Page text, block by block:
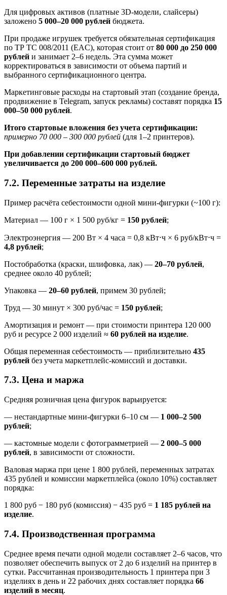
Для цифровых активов (платные 3D-модели, слайсеры)
заложено 5 000–20 000 рублей бюджета.
При продаже игрушек требуется обязательная сертификация
по ТР ТС 008/2011 (EAC), которая стоит от 80 000 до 250 000
рублей и занимает 2–6 недель. Эта сумма может
корректироваться в зависимости от объема партий и
выбранного сертификационного центра.
Маркетинговые расходы на стартовый этап (создание бренда,
продвижение в Telegram, запуск рекламы) составят порядка 15
000–50 000 рублей.
Итого стартовые вложения без учета сертификации:
примерно 70 000 – 300 000 рублей (для 1–2 принтеров).
При добавлении сертификации стартовый бюджет
увеличивается до 200 000–600 000 рублей.
7.2. Переменные затраты на изделие
Пример расчёта себестоимости одной мини-фигурки (~100 г):
Материал — 100 г × 1 500 руб/кг = 150 рублей;
Электроэнергия — 200 Вт × 4 часа = 0,8 кВт⋅ч × 6 руб/кВт⋅ч =
4,8 рублей;
Постобработка (краски, шлифовка, лак) — 20–70 рублей,
среднее около 40 рублей;
Упаковка — 20–60 рублей, примем 30 рублей;
Труд — 30 минут × 300 руб/час = 150 рублей;
Амортизация и ремонт — при стоимости принтера 120 000
руб и ресурсе 2 000 изделий ≈ 60 рублей на изделие.
Общая переменная себестоимость — приблизительно 435
рублей без учета маркетплейс-комиссий и доставки.
7.3. Цена и маржа
Средняя розничная цена фигурок варьируется:
— нестандартные мини-фигурки 6–10 см — 1 000–2 500
рублей;
— кастомные модели с фотограмметрией — 2 000–5 000
рублей, в зависимости от сложности.
Валовая маржа при цене 1 800 рублей, переменных затратах
435 рублей и комиссии маркетплейса (около 10%) составляет
порядка:
1 800 руб − 180 руб (комиссия) − 435 руб = 1 185 рублей на
изделие.
7.4. Производственная программа
Среднее время печати одной модели составляет 2–6 часов, что
позволяет обеспечить выпуск от 2 до 6 изделий на принтер в
сутки. Рассчитанная производительность 1 принтера при 3
изделиях в день и 22 рабочих днях составляет порядка 66
изделий в месяц.